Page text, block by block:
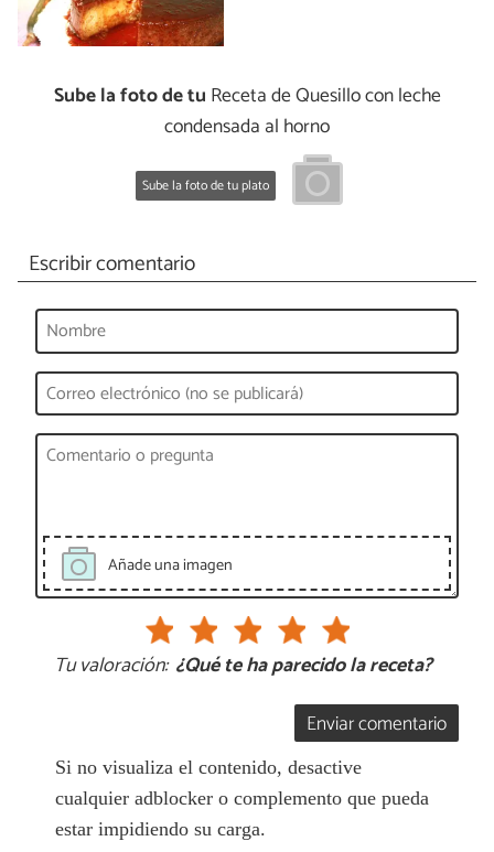
Sube la foto de tu Receta de Quesillo con leche
condensada al horno
Sube la foto de tu plato
Escribir comentario
Añade una imagen
Tu valoración: ¿Qué te ha parecido la receta?
Enviar comentario
Si no visualiza el contenido, desactive
cualquier adblocker o complemento que pueda
estar impidiendo su carga.